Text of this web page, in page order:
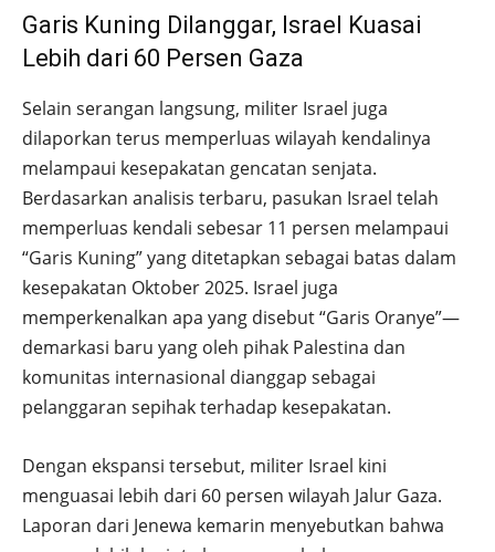
Garis Kuning Dilanggar, Israel Kuasai
Lebih dari 60 Persen Gaza
Selain serangan langsung, militer Israel juga
dilaporkan terus memperluas wilayah kendalinya
melampaui kesepakatan gencatan senjata.
Berdasarkan analisis terbaru, pasukan Israel telah
memperluas kendali sebesar 11 persen melampaui
“Garis Kuning” yang ditetapkan sebagai batas dalam
kesepakatan Oktober 2025. Israel juga
memperkenalkan apa yang disebut “Garis Oranye”—
demarkasi baru yang oleh pihak Palestina dan
komunitas internasional dianggap sebagai
pelanggaran sepihak terhadap kesepakatan.
Dengan ekspansi tersebut, militer Israel kini
menguasai lebih dari 60 persen wilayah Jalur Gaza.
Laporan dari Jenewa kemarin menyebutkan bahwa